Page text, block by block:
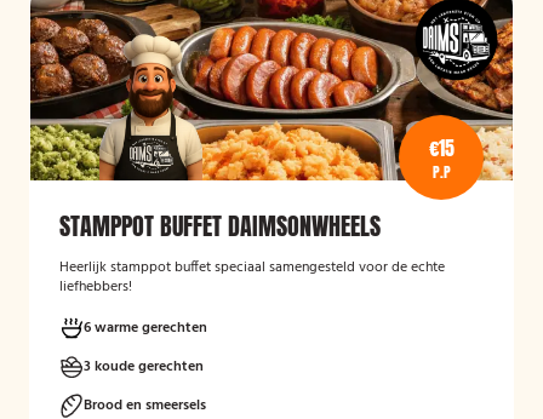
€15
P.P
STAMPPOT BUFFET DAIMSONWHEELS
Heerlijk stamppot buffet speciaal samengesteld voor de echte
liefhebbers!
6 warme gerechten
3 koude gerechten
Brood en smeersels